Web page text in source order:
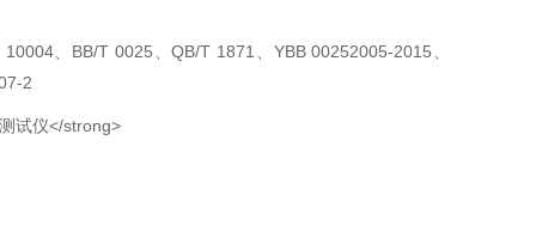
、BB/T 0025、QB/T 1871、YBB 00252005-2015、
2